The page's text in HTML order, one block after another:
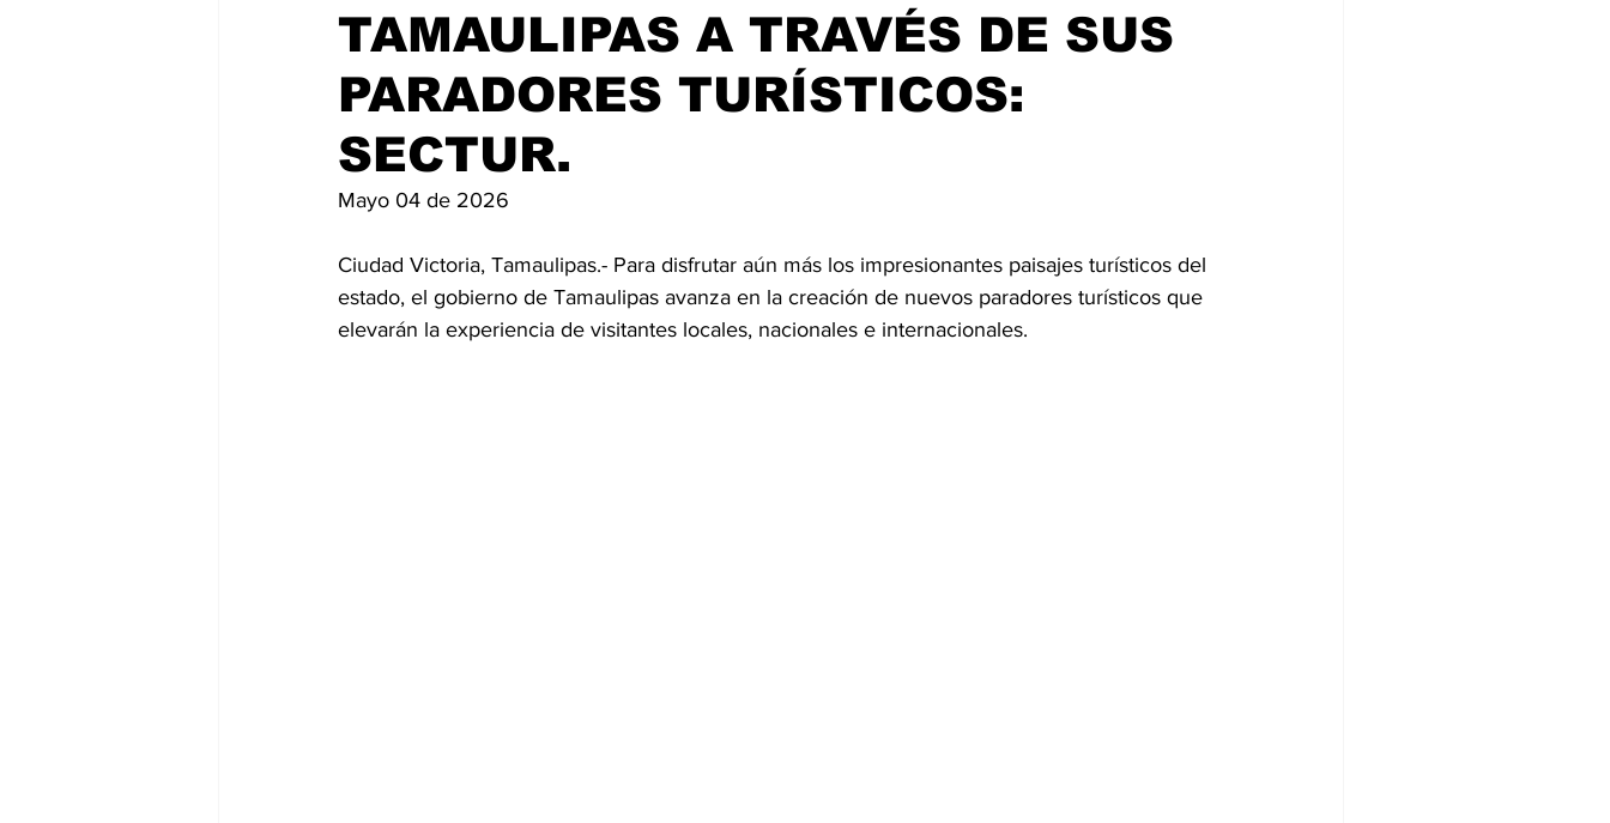
TAMAULIPAS A TRAVÉS DE SUS
PARADORES TURÍSTICOS:
SECTUR.
Mayo 04 de 2026
Ciudad Victoria, Tamaulipas.- Para disfrutar aún más los impresionantes paisajes turísticos del
estado, el gobierno de Tamaulipas avanza en la creación de nuevos paradores turísticos que
elevarán la experiencia de visitantes locales, nacionales e internacionales.